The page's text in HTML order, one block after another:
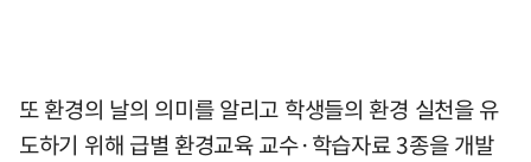
또 환경의 날의 의미를 알리고 학생들의 환경 실천을 유
도하기 위해 급별 환경교육 교수·학습자료 3종을 개발